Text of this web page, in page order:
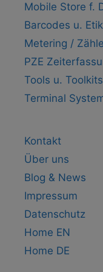
Mobile Store f.
Barcodes u.
Metering /
PZE
Tools u. Toolkits
Terminal
Kontakt
Über uns
Blog & News
Impressum
Datenschutz
Home EN
Home DE